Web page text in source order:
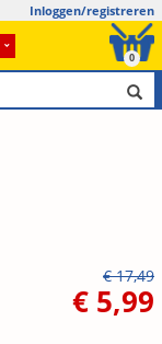
Inloggen/registreren
0
€ 17,49
€ 5,99